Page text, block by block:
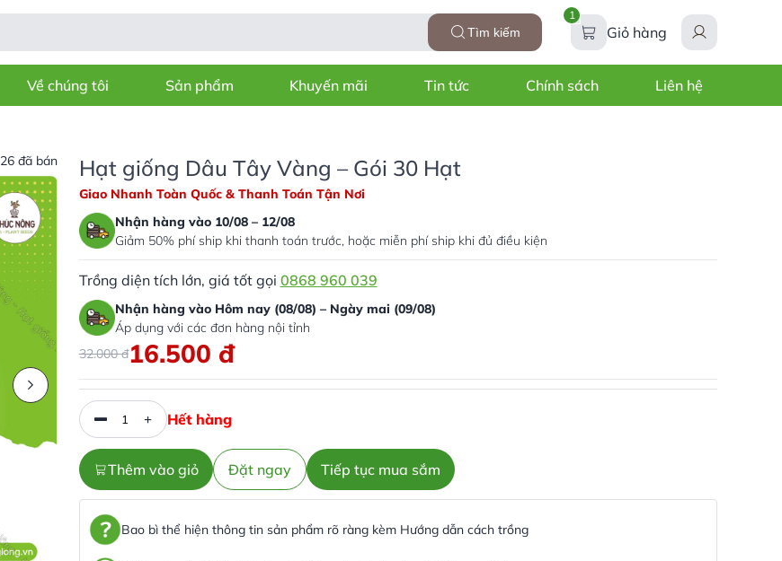
Tìm kiếm
1
Giỏ hàng
Về chúng tôi Sản phẩm Khuyến mãi Tin tức Chính sách Liên hệ
26 đã bán Hạt giống Dâu Tây Vàng – Gói 30 Hạt
Giao Nhanh Toàn Quốc & Thanh Toán Tận Nơi
Nhận hàng vào 10/08 – 12/08
Giảm 50% phí ship khi thanh toán trước, hoặc miễn phí ship khi đủ điều kiện
Trồng diện tích lớn, giá tốt gọi 0868 960 039
Nhận hàng vào Hôm nay (08/08) – Ngày mai (09/08)
Áp dụng với các đơn hàng nội tỉnh
32.000đ16.500 đ
Hết hàng
Thêm vào giỏ Đặt ngay Tiếp tục mua sắm
Bao bì thể hiện thông tin sản phẩm rõ ràng kèm Hướng dẫn cách trồng